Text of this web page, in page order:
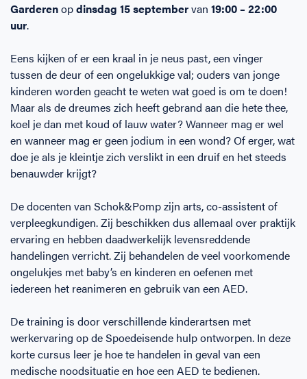
Inloggen
Garderenopdinsdag 15 septembervan 19:00 – 22:00
uur.
Eens kijken of er een kraal in je neus past, een vinger
tussen de deur of een ongelukkige val; ouders van jonge
kinderen worden geacht te weten wat goed is om te doen!
Maar als de dreumes zich heeft gebrand aan die hete thee,
koel je dan met koud of lauw water? Wanneer mag er wel
en wanneer mag er geen jodium in een wond? Of erger, wat
doe je als je kleintje zich verslikt in een druif en het steeds
benauwder krijgt?
De docenten van Schok&Pomp zijn arts, co-assistent of
verpleegkundigen. Zij beschikken dus allemaal over praktijk
ervaring en hebben daadwerkelijk levensreddende
handelingen verricht. Zij behandelen de veel voorkomende
ongelukjes met baby’s en kinderen en oefenen met
iedereen het reanimeren en gebruik van een AED.
De training is door verschillende kinderartsen met
werkervaring op de Spoedeisende hulp ontworpen. In deze
korte cursus leer je hoe te handelen in geval van een
medische noodsituatie en hoe een AED te bedienen.